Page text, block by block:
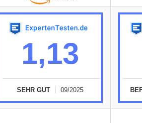
1,13
SEHR GUT 09/2025